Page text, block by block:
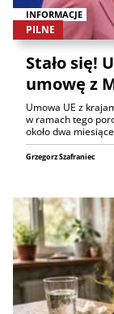
INFORMACJE
PILNE
Stało się!
umowę z
Umowa UE z
w ramach tego
około dwa miesiące
Grzegorz Szafraniec